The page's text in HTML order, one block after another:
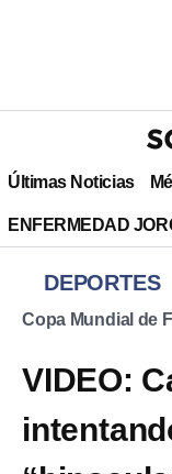
Últimas Noticias
ENFERMEDAD
DEPORTES
Copa Mundial de
VIDEO: